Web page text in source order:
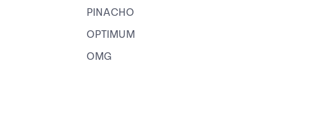
PINACHO
OPTIMUM
OMG